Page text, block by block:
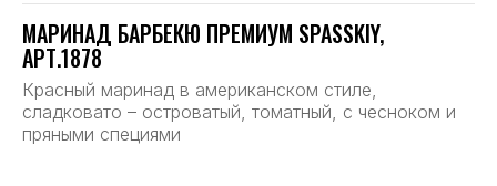
МАРИНАД БАРБЕКЮ ПРЕМИУМ SPASSKIY,
АРТ.1878
Красный маринад в американском стиле,
сладковато – островатый, томатный, с чесноком и
пряными специями